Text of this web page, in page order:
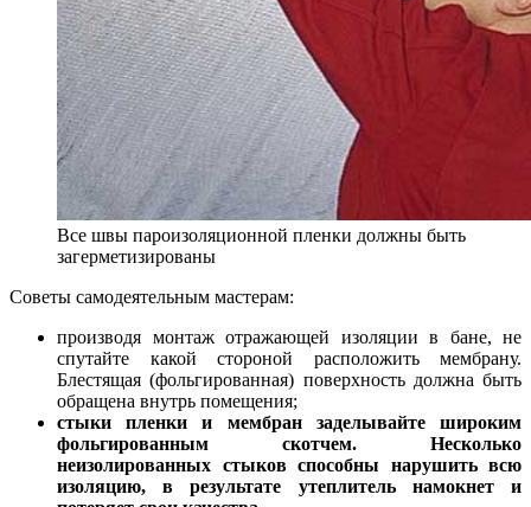
Все швы пароизоляционной пленки должны быть
загерметизированы
Советы самодеятельным мастерам:
производя монтаж отражающей изоляции в бане, не
спутайте какой стороной расположить мембрану.
Блестящая (фольгированная) поверхность должна быть
обращена внутрь помещения;
стыки пленки и мембран заделывайте широким
фольгированным скотчем. Несколько
неизолированных стыков способны нарушить всю
изоляцию, в результате утеплитель намокнет и